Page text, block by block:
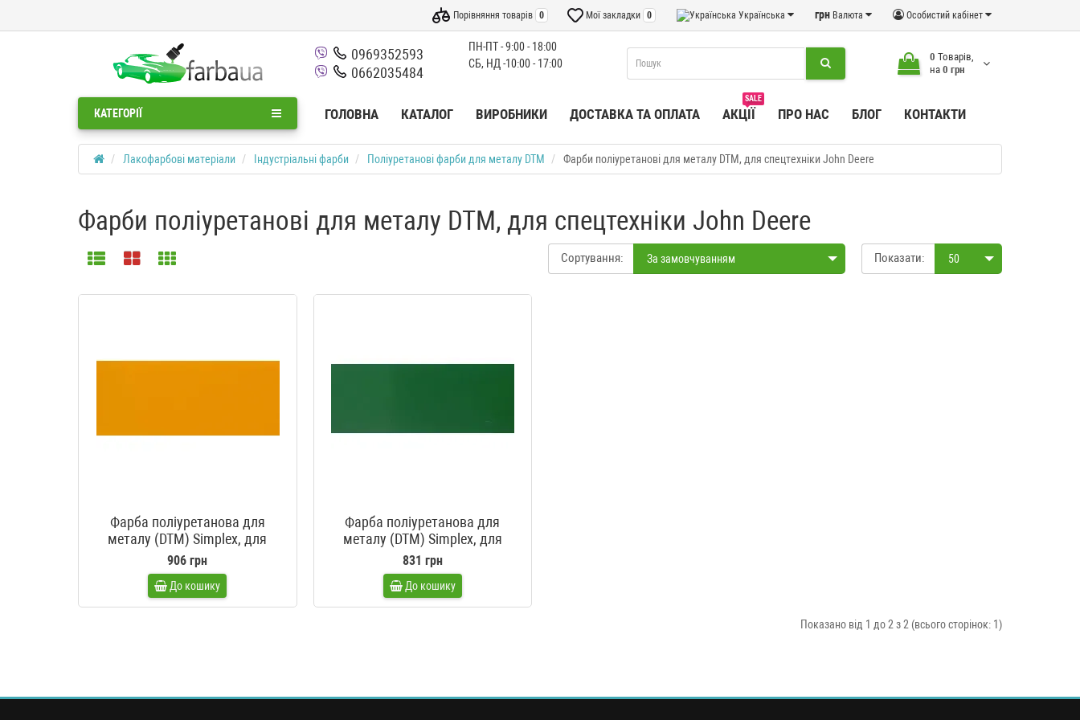
Особистий кабінет
грн Валюта
Українська
Мої закладки 0
Порівняння товарів 0
0969352593
0662035484
ПН-ПТ - 9:00 - 18:00
СБ, НД -10:00 - 17:00
0 Товарів,
на 0 грн
КАТЕГОРІЇ ГОЛОВНА КАТАЛОГ ВИРОБНИКИ ДОСТАВКА ТА ОПЛАТА
SALE
АКЦІЇ ПРО НАС БЛОГ КОНТАКТИ
Лакофарбові матеріали Індустріальні фарби Поліуретанові фарби для металу DTM Фарби поліуретанові для металу DTM, для спецтехніки John Deere
Фарби поліуретанові для металу DTM, для спецтехніки John Deere
Сортування: За замовчуванням Показати: 50
Фарба поліуретанова для
металу (DTM) Simplex, для
спецтехніки John Deer жовта
MELONENGELB, Melon yellow
906 грн
До кошику
Фарба поліуретанова для
металу (DTM) Simplex, для
спецтехніки John Deer зелена
LAUBGRUEN, Leaf green
831 грн
До кошику
Показано від 1 до 2 з 2 (всього сторінок: 1)